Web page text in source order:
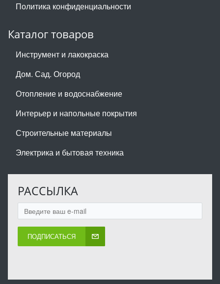
Политика конфиденциальности
Каталог товаров
Инструмент и лакокраска
Дом. Сад. Огород
Отопление и водоснабжение
Интерьер и напольные покрытия
Строительные материалы
Электрика и бытовая техника
РАССЫЛКА
ПОДПИСАТЬСЯ